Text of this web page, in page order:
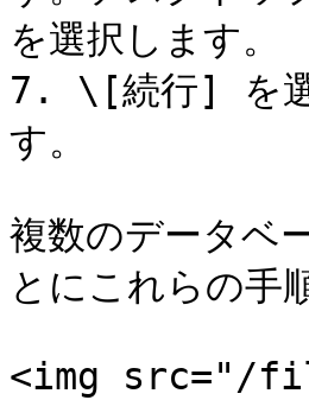
を選択します。
7. \[続行] を
す。
複数のデータベ
とにこれらの手
<img src="/